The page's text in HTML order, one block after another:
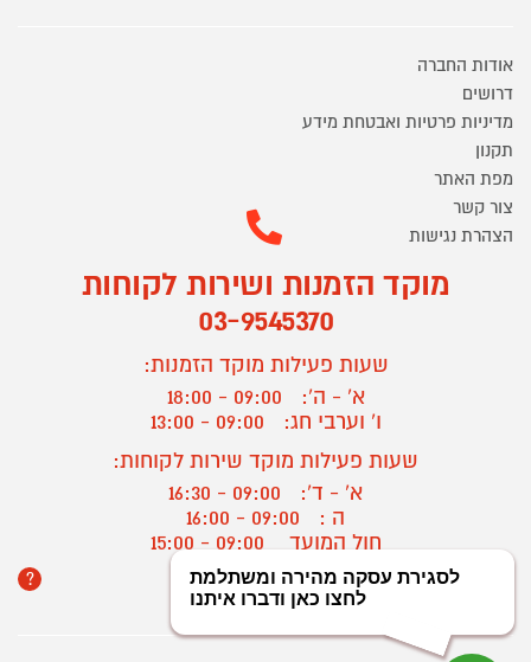
אודות החברה
דרושים
מדיניות פרטיות ואבטחת מידע
תקנון
מפת האתר
צור קשר
הצהרת נגישות
מוקד הזמנות ושירות לקוחות
03-9545370
שעות פעילות מוקד הזמנות:
א' - ה':
09:00 - 18:00
ו' וערבי חג:
09:00 - 13:00
שעות פעילות מוקד שירות לקוחות:
א' - ד':
09:00 - 16:30
ה :
09:00 - 16:00
חול המועד
? יצירת קשר/ביטול הזמנה